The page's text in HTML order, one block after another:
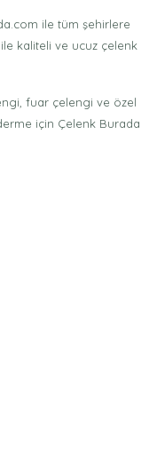
ile tüm şehirlere
kaliteli ve ucuz çelenk
fuar çelengi ve özel
için Çelenk Burada